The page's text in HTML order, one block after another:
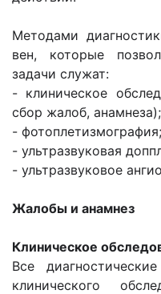
Методами
вен, которые
задачи служат:
- клиническое
сбор жалоб, анамнеза);
- фотоплетизмография;
- ультразвуковая
- ультразвуковое
Жалобы и анамнез
Клиническое
Все
клинического